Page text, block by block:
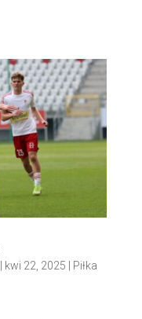
kwi 22, 2025
Piłka